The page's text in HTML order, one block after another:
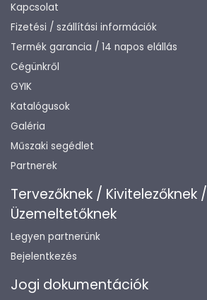
Kapcsolat
Fizetési / szállítási információk
Termék garancia / 14 napos elállás
Cégünkről
GYIK
Katalógusok
Galéria
Műszaki segédlet
Partnerek
Tervezőknek / Kivitelezőknek /
Üzemeltetőknek
Legyen partnerünk
Bejelentkezés
Jogi dokumentációk